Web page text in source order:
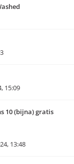
15:09
10 (bijna) gratis
13:48